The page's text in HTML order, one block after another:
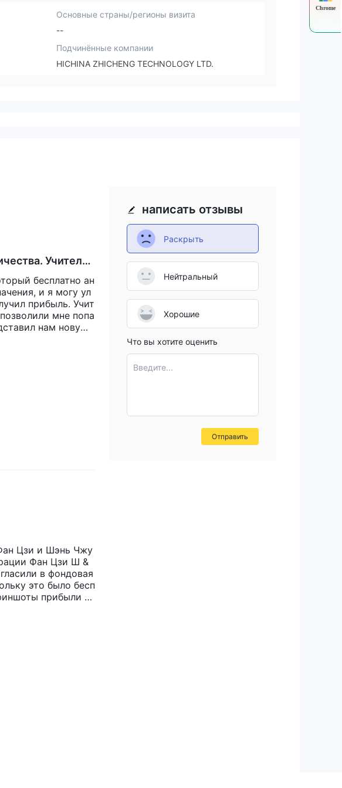
Основные страны/регионы визита
--
Подчинённые компании
HICHINA ZHICHENG TECHNOLOGY LTD.
Учитель
бесплатно ан
и я могу ул
прибыль. Учит
мне попа
нам новую
риска в JFCO RI
заказами в гр
учителя. Меня уб
прибыль, н
нас внести еще.
нас попросил
Осталось то
ошибка, он зас
Цзи и Шэнь Чжу
Фан Цзи Ш &
в фондовая
это было бесп
прибыли уч
под руководс
мы зарабат
и попросил н
90 тысяч пропа
не сомневался. Н
написать отзывы
Раскрыть
Нейтральный
Хорошие
Что вы хотите оценить
Введите...
Отправить
Chrome